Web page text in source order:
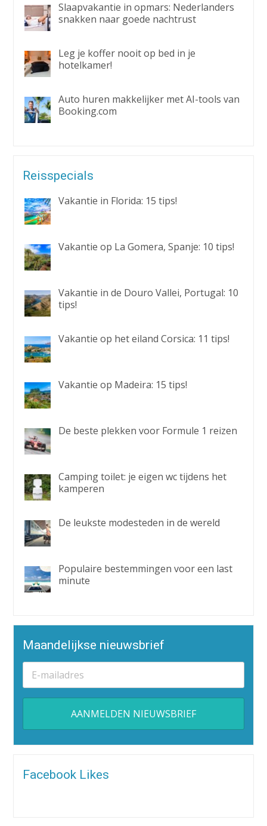
Slaapvakantie in opmars: Nederlanders
snakken naar goede nachtrust
Leg je koffer nooit op bed in je
hotelkamer!
Auto huren makkelijker met AI-tools van
Booking.com
Reisspecials
Vakantie in Florida: 15 tips!
Vakantie op La Gomera, Spanje: 10 tips!
Vakantie in de Douro Vallei, Portugal: 10
tips!
Vakantie op het eiland Corsica: 11 tips!
Vakantie op Madeira: 15 tips!
De beste plekken voor Formule 1 reizen
Camping toilet: je eigen wc tijdens het
kamperen
De leukste modesteden in de wereld
Populaire bestemmingen voor een last
minute
Maandelijkse nieuwsbrief
Alternative:
Facebook Likes